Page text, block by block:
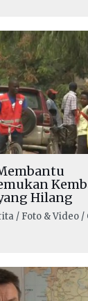
Hilang
/ Foto & Video /